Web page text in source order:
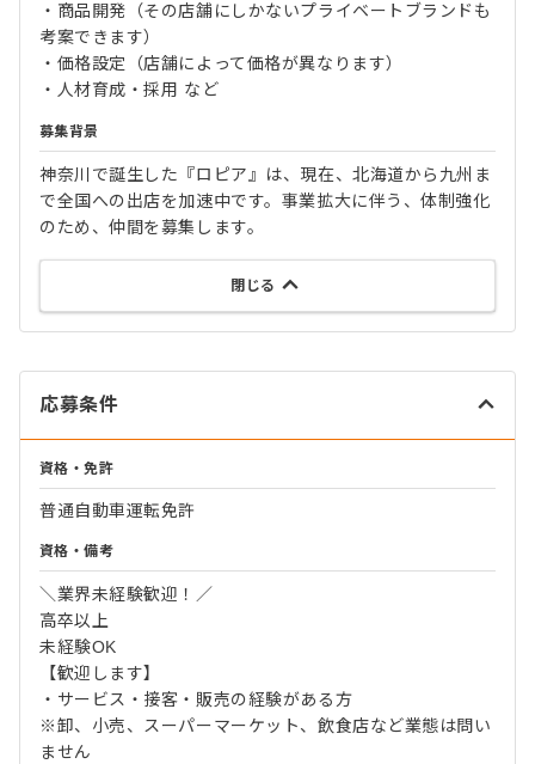
・商品開発（その店舗にしかないプライベートブランドも
考案できます）
・価格設定（店舗によって価格が異なります）
・人材育成・採用 など
募集背景
神奈川で誕生した『ロピア』は、現在、北海道から九州ま
で全国への出店を加速中です。事業拡大に伴う、体制強化
のため、仲間を募集します。
閉じる
応募条件
資格・免許
普通自動車運転免許
資格・備考
＼業界未経験歓迎！／
高卒以上
未経験OK
【歓迎します】
・サービス・接客・販売の経験がある方
※卸、小売、スーパーマーケット、飲食店など業態は問い
ません